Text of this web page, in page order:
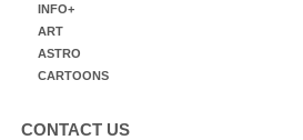
INFO+
ART
ASTRO
CARTOONS
CONTACT US